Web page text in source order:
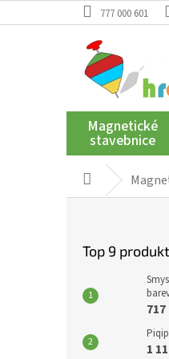
na
777 000 601
Magnetické
stavebnice
Domů
Top 9
1